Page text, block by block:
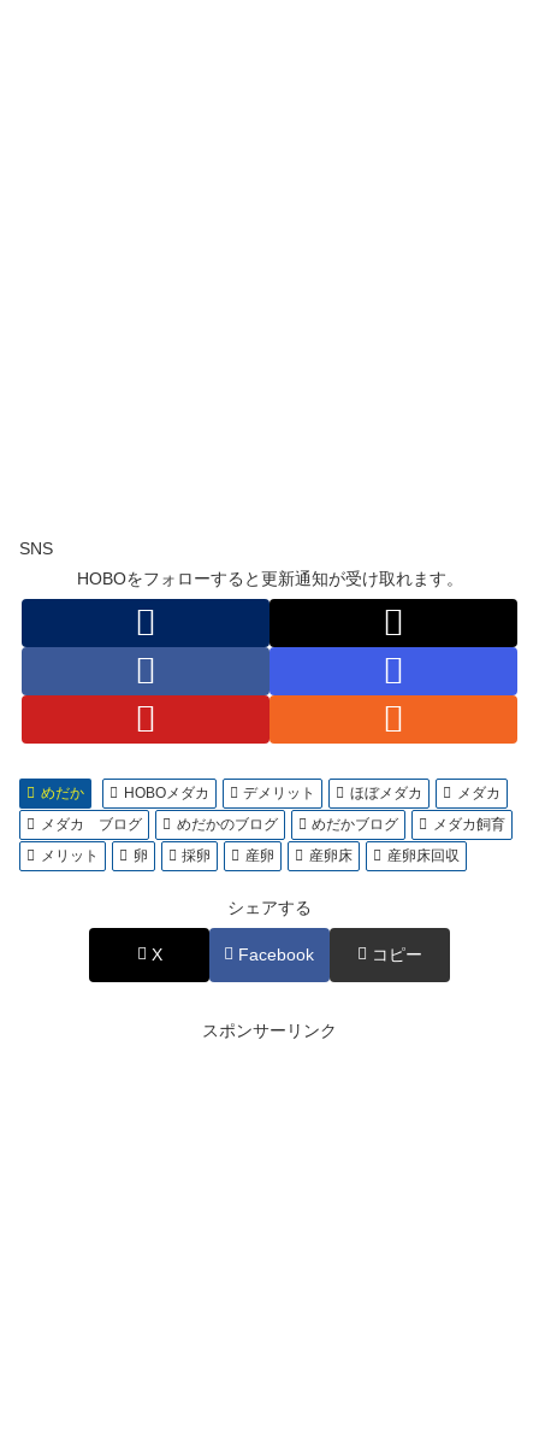
SNS
HOBOをフォローすると更新通知が受け取れます。
めだか HOBOメダカ デメリット ほぼメダカ
メダカ
メダカ ブログ
めだかのブログ めだかブログ
メダカ飼育
メリット
卵 採卵 産卵 産卵床 産卵床回収
シェアする
X Facebook コピー
スポンサーリンク